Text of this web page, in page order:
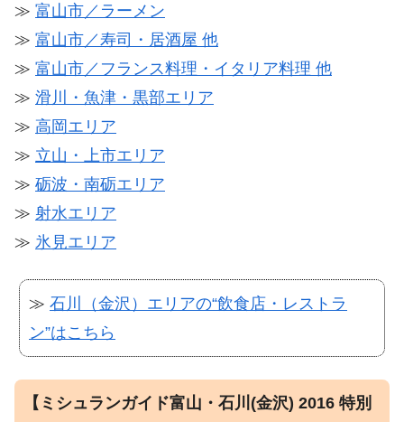
≫ 富山市／ラーメン
≫ 富山市／寿司・居酒屋 他
≫ 富山市／フランス料理・イタリア料理 他
≫ 滑川・魚津・黒部エリア
≫ 高岡エリア
≫ 立山・上市エリア
≫ 砺波・南砺エリア
≫ 射水エリア
≫ 氷見エリア
≫ 石川（金沢）エリアの“飲食店・レストラ
ン”はこちら
【ミシュランガイド富山・石川(金沢) 2016 特別